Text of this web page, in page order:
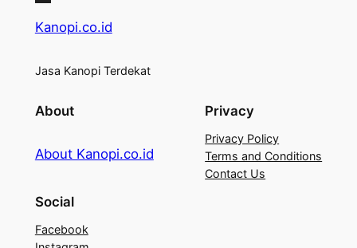
Kanopi.co.id
Jasa Kanopi Terdekat
About
About Kanopi.co.id
Privacy
Privacy Policy
Terms and Conditions
Contact Us
Social
Facebook